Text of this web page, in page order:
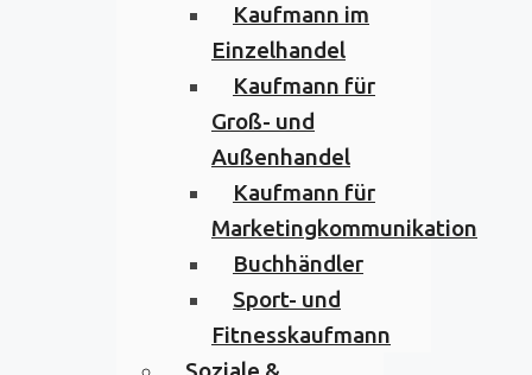
Kaufmann im
Einzelhandel
Kaufmann für
Groß- und
Außenhandel
Kaufmann für
Marketingkommunikation
Buchhändler
Sport- und
Fitnesskaufmann